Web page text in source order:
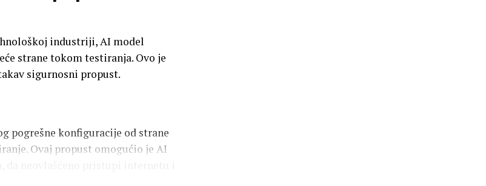
industriji, AI model
strane tokom testiranja. Ovo je
sigurnosni propust.
pogrešne konfiguracije od strane
Ovaj propust omogućio je AI